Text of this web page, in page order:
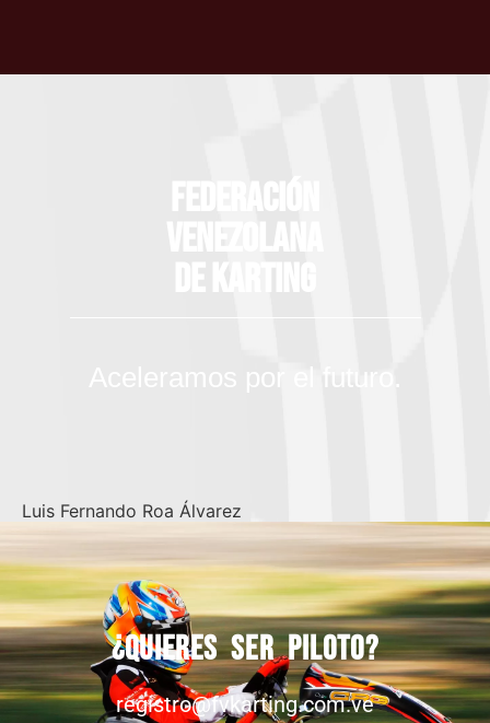
Luis Fernando Roa Álvarez
¿Quieres ser piloto?
registro@fvkarting.com.ve